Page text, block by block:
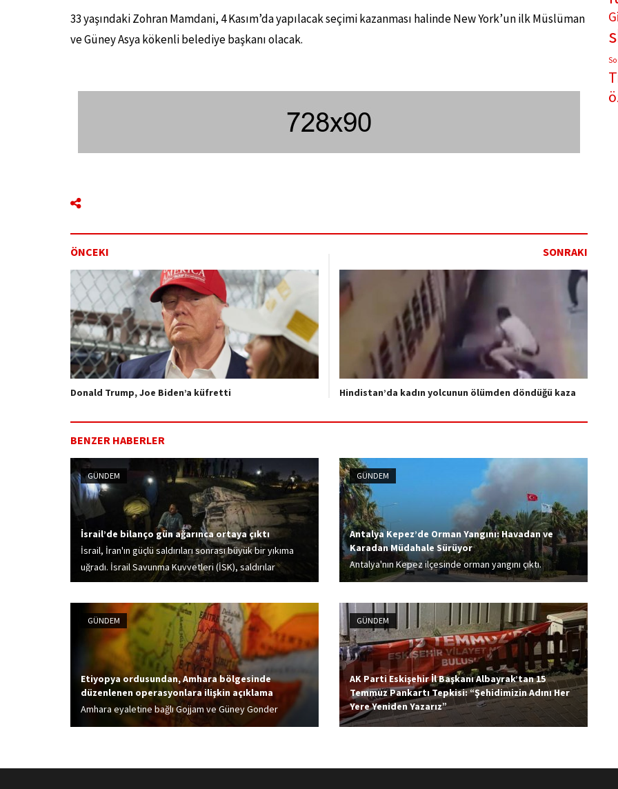
33 yaşındaki Zohran Mamdani, 4 Kasım’da yapılacak seçimi kazanması halinde New York’un ilk Müslüman
ve Güney Asya kökenli belediye başkanı olacak.
ÖNCEKI SONRAKI
Donald Trump, Joe Biden’a küfretti Hindistan’da kadın yolcunun ölümden döndüğü kaza
BENZER HABERLER
GÜNDEM
İsrail’de bilanço gün ağarınca ortaya çıktı
İsrail, İran'ın güçlü saldırıları sonrası büyük bir yıkıma
uğradı. İsrail Savunma Kuvvetleri (İSK), saldırılar
nedeniyle 9 binanın yıkıldığını, 3 kişinin öldüğünü ve 91
kişinin yaralandığını bildirdi.
GÜNDEM
Antalya Kepez’de Orman Yangını: Havadan ve
Karadan Müdahale Sürüyor
Antalya'nın Kepez ilçesinde orman yangını çıktı.
Alevlere havadan ve karadan müdahale ediliyor.
GÜNDEM
Etiyopya ordusundan, Amhara bölgesinde
düzenlenen operasyonlara ilişkin açıklama
Amhara eyaletine bağlı Gojjam ve Güney Gonder
bölgelerinde düzenlenen operasyonlar sonrası
GÜNDEM
AK Parti Eskişehir İl Başkanı Albayrak’tan 15
Temmuz Pankartı Tepkisi: “Şehidimizin Adını Her
Yere Yeniden Yazarız”
AK Parti Eskişehir İl Başkanı Gürhan Albayrak ve İl
düzenlenecek bazı etkinliklere ilişkin afişlerin